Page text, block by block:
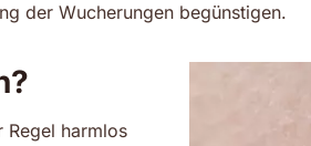
der Wucherungen begünstigen.
Regel harmlos